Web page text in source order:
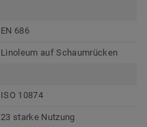
EN 686
Linoleum auf Schaumrücken
ISO 10874
23 starke Nutzung